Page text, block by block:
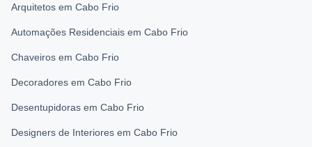
Arquitetos em Cabo Frio
Automações Residenciais em Cabo Frio
Chaveiros em Cabo Frio
Decoradores em Cabo Frio
Desentupidoras em Cabo Frio
Designers de Interiores em Cabo Frio